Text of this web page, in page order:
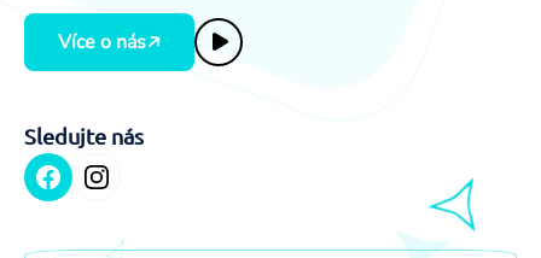
Grafika
SEO
FAQ
Kontakt
Více o nás
Sledujte nás